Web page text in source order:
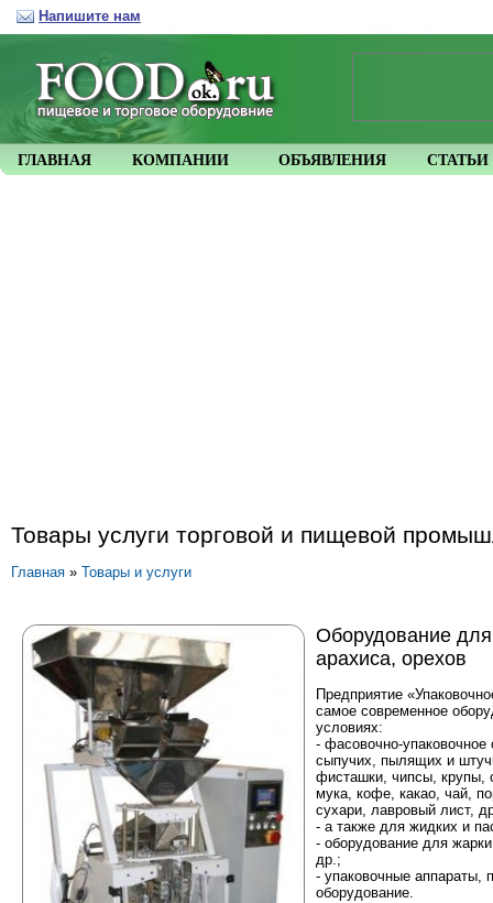
Товары услуги торговой и пищевой
Главная » Товары и услуги
Оборудование
арахиса, орехов
Предприятие
самое современное
условиях:
- фасовочно-
сыпучих, пылящих и
фисташки, чипсы, крупы,
мука, кофе, какао, чай,
сухари, лавровый лист,
- а также для жидких и
- оборудование для
др.;
- упаковочные
оборудование.
ГЛАВНАЯ КОМПАНИИ ОБЪЯВЛЕНИЯ СТАТЬИ
Напишите нам